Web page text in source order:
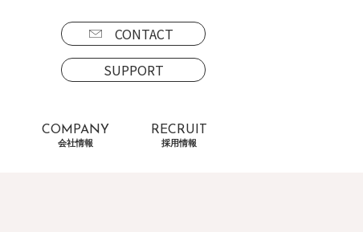
CONTACT
SUPPORT
COMPANY
会社情報
RECRUIT
採用情報